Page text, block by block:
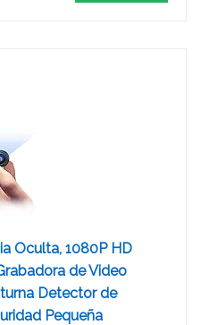
Oculta, 1080P HD
de Video
Detector de
Pequeña